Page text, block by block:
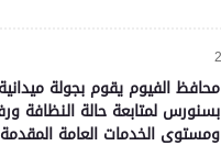
محافظ الفيوم يقوم بجولة
بسنورس لمتابعة حالة النظافة
ومستوى الخدمات العامة